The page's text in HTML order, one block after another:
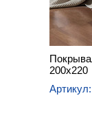
200х220
Артикул: